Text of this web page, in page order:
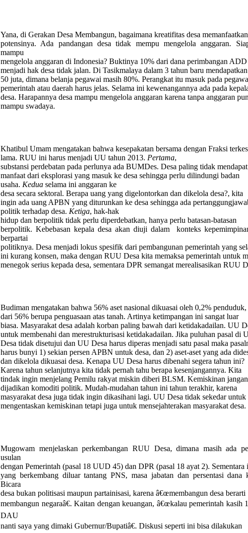
Yana, di Gerakan Desa Membangun, bagaimana kreatifitas desa memanfaatkan
potensinya. Ada pandangan desa tidak mempu mengelola anggaran.
mampu
mengelola anggaran di Indonesia? Buktinya 10% dari dana perimbangan
menjadi hak desa tidak jalan. Di Tasikmalaya dalam 3 tahun baru
50 juta, dimana belanja pegawai masih 80%. Perangkat itu masuk pada
pemerintah atau daerah harus jelas. Selama ini kewenangannya ada pada
desa. Harapannya desa mampu mengelola anggaran karena tanpa anggaran
mampu swadaya.
Khatibul Umam mengatakan bahwa kesepakatan bersama dengan Fraksi
lama. RUU ini harus menjadi UU tahun 2013. Pertama,
substansi perdebatan pada perlunya ada BUMDes. Desa paling tidak mendapat
manfaat dari eksplorasi yang masuk ke desa sehingga perlu dilindungi badan
usaha. Kedua selama ini anggaran ke
desa secara sektoral. Berapa uang yang digelontorkan dan dikelola desa?, kita
ingin ada uang APBN yang diturunkan ke desa sehingga ada
politik terhadap desa. Ketiga, hak-hak
hidup dan berpolitik tidak perlu diperdebatkan, hanya perlu batasan-batasan
berpolitik. Kebebasan kepala desa akan diuji dalam
konteks
berpartai
politiknya. Desa menjadi lokus spesifik dari pembangunan pemerintah yang
ini kurang konsen, maka dengan RUU Desa kita memaksa pemerintah untuk
menegok serius kepada desa, sementara DPR semangat merealisasikan RUU
Budiman mengatakan bahwa 56% aset nasional dikuasai oleh 0,2%
dari 56% berupa penguasaan atas tanah. Artinya ketimpangan ini sangat luar
biasa. Masyarakat desa adalah korban paling bawah dari ketidakadailan. UU
untuk membenahi dan merestrukturisasi ketidakadailan. Jika puluhan pasal di
Desa tidak disetujui dan UU Desa harus diperas menjadi satu pasal maka
harus bunyi 1) sekian persen APBN untuk desa, dan 2) aset-aset yang ada
dan dikelola dikuasai desa. Kenapa UU Desa harus dibenahi segera tahun ini?
Karena tahun selanjutnya kita tidak pernah tahu berapa kesenjangannya. Kita
tindak ingin menjelang Pemilu rakyat miskin diberi BLSM. Kemiskinan jangan
dijadikan komoditi politik. Mudah-mudahan tahun ini tahun terakhir, karena
masyarakat desa juga tidak ingin dikasihani lagi. UU Desa tidak sekedar untuk
mengentaskan kemiskinan tetapi juga untuk mensejahterakan masyarakat desa.
Mugowam menjelaskan perkembangan RUU Desa, dimana masih ada
usulan
dengan Pemerintah (pasal 18 UUD 45) dan DPR (pasal 18 ayat 2). Sementara
yang berkembang diluar tantang PNS, masa jabatan dan persentasi dana
Bicara
desa bukan politisasi maupun partainisasi, karena â€œmembangun desa berarti
membangun negaraâ€. Kaitan dengan keuangan, â€œkalau pemerintah kasih
DAU
nanti saya yang dimaki Gubernur/Bupatiâ€. Diskusi seperti ini bisa dilakukan